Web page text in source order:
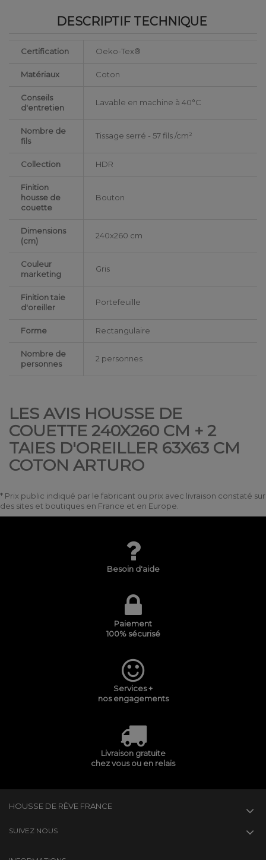
DESCRIPTIF TECHNIQUE
Certification Oeko-Tex®
Matériaux Coton
Conseils
d'entretien
Lavable en machine à 40°C
Nombre de
fils
Tissage serré - 57 fils /cm²
Collection HDR
Finition
housse de
couette
Bouton
Dimensions
(cm)
240x260 cm
Couleur
marketing
Gris
Finition taie
d'oreiller
Portefeuille
Forme Rectangulaire
Nombre de
personnes
2 personnes
LES AVIS HOUSSE DE
COUETTE 240X260 CM + 2
TAIES D'OREILLER 63X63 CM
COTON ARTURO
* Prix public indiqué par le fabricant ou prix avec livraison constaté sur
des sites et boutiques en France et en Europe.
Besoin d'aide
Paiement
100% sécurisé
Services +
nos engagements
Livraison gratuite
chez vous ou en relais
HOUSSE DE RÊVE FRANCE
SUIVEZ NOUS